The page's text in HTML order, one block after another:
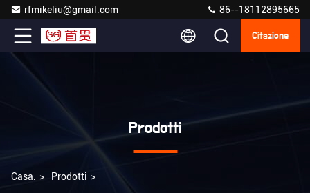
rfmikeliu@gmail.com 86--18112895665
Citazione
Prodotti
Casa. > Prodotti >